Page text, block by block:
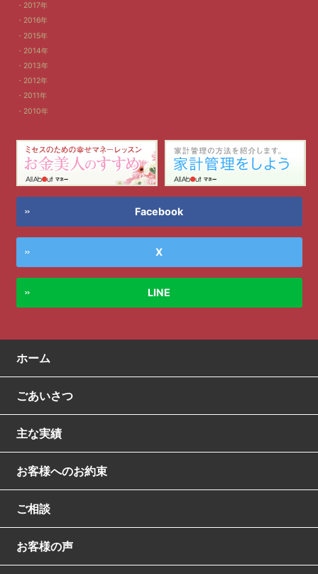
2017年
2016年
2015年
2014年
2013年
2012年
2011年
2010年
Facebook
X
LINE
ホーム
ごあいさつ
主な実績
お客様へのお約束
ご相談
お客様の声